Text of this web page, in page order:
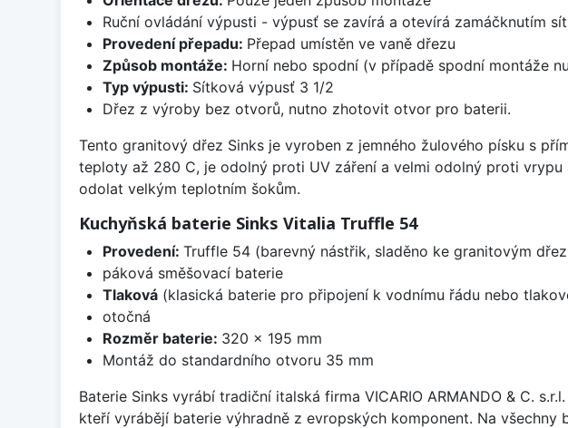
Ruční ovládání výpusti - výpusť se zavírá a otevírá zamáčknutím
Provedení přepadu: Přepad umístěn ve vaně dřezu
Způsob montáže: Horní nebo spodní (v případě spodní montáže
Typ výpusti: Sítková výpusť 3 1/2
Dřez z výroby bez otvorů, nutno zhotovit otvor pro baterii.
Tento granitový dřez Sinks je vyroben z jemného žulového písku s
teploty až 280 C, je odolný proti UV záření a velmi odolný proti
odolat velkým teplotním šokům.
Kuchyňská baterie Sinks Vitalia Truffle 54
Provedení: Truffle 54 (barevný nástřik, sladěno ke granitovým
páková směšovací baterie
Tlaková(klasická baterie pro připojení k vodnímu řádu nebo
otočná
Rozměr baterie: 320 x 195 mm
Montáž do standardního otvoru 35 mm
Baterie Sinks vyrábí tradiční italská firma VICARIO ARMANDO & C.
kteří vyrábějí baterie výhradně z evropských komponent. Na